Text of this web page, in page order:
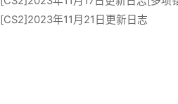
[CS2]2023年11月21日更新日志